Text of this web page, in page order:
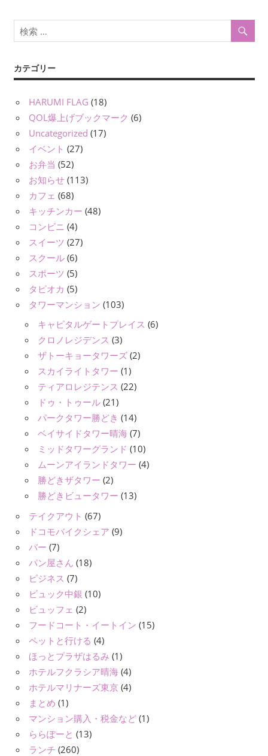
シ
ョ
ン
カテゴリー
HARUMI FLAG (18)
QOL爆上げブックマーク (6)
Uncategorized (17)
イベント (27)
お弁当 (52)
お知らせ (113)
カフェ (68)
キッチンカー (48)
コンビニ (4)
スイーツ (27)
スクール (6)
スポーツ (5)
タピオカ (5)
タワーマンション (103)
キャピタルゲートプレイス (6)
クロノレジデンス (3)
ザトーキョータワーズ (2)
スカイライトタワー (1)
ティアロレジテンス (22)
ドゥ・トゥール (21)
パークタワー勝どき (14)
ベイサイドタワー晴海 (7)
ミッドタワーグランド (10)
ムーンアイランドタワー (4)
勝どきザタワー (2)
勝どきビュータワー (13)
テイクアウト (67)
ドコモバイクシェア (9)
バー (7)
パン屋さん (18)
ビジネス (7)
ビュック中銀 (10)
ビュッフェ (2)
フードコート・イートイン (15)
ペットと行ける (4)
ほっとプラザはるみ (1)
ホテルフクラシア晴海 (4)
ホテルマリナーズ東京 (4)
まとめ (1)
マンション購入・税金など (1)
ららぽーと (13)
ランチ (260)